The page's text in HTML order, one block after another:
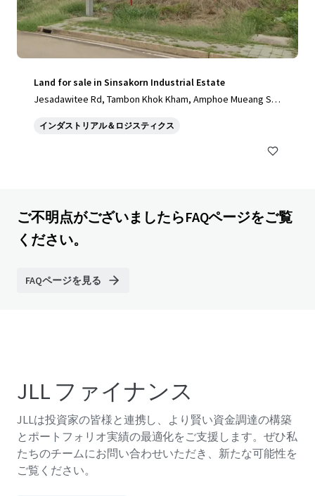
Land for sale in Sinsakorn Industrial Estate
Jesadawitee Rd, Tambon Khok Kham, Amphoe Mueang Sa
mbon Khok Kham, Samut Sakhon, 74000, TH
インダストリアル＆ロジスティクス
ご不明点がございましたらFAQページをご覧
ください。
FAQページを見る
JLL ファイナンス
JLLは投資家の皆様と連携し、より賢い資金調達の構築
とポートフォリオ実績の最適化をご支援します。ぜひ私
たちのチームにお問い合わせいただき、新たな可能性を
ご覧ください。